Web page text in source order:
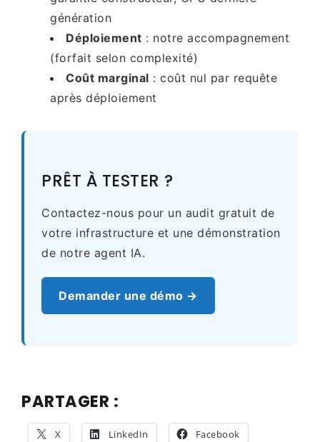
génération
Déploiement : notre accompagnement
(forfait selon complexité)
Coût marginal : coût nul par requête
après déploiement
PRÊT À TESTER ?
Contactez-nous pour un audit gratuit de
votre infrastructure et une démonstration
de notre agent IA.
Demander une démo →
PARTAGER :
X LinkedIn Facebook